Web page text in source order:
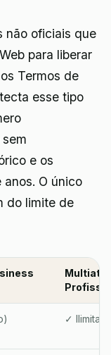
não oficiais que
para liberar
Termos de
esse tipo
e os
O único
do limite de
✓